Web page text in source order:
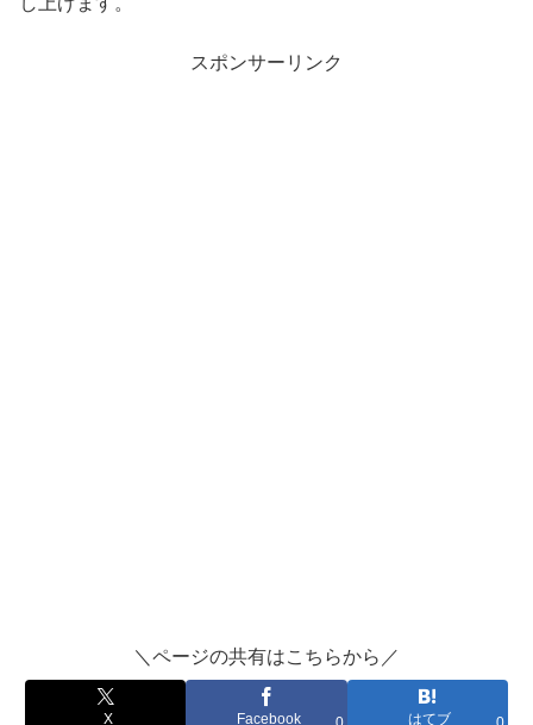
スポンサーリンク
＼ページの共有はこちらから／
X Facebook はてブ